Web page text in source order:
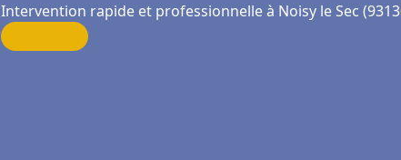
Intervention rapide et professionnelle à Noisy le Sec